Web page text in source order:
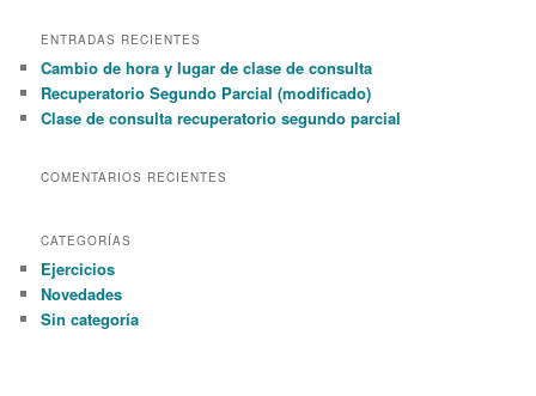
r
h
ENTRADAS RECIENTES
Cambio de hora y lugar de clase de consulta
Recuperatorio Segundo Parcial (modificado)
Clase de consulta recuperatorio segundo parcial
COMENTARIOS RECIENTES
CATEGORÍAS
Ejercicios
Novedades
Sin categoría